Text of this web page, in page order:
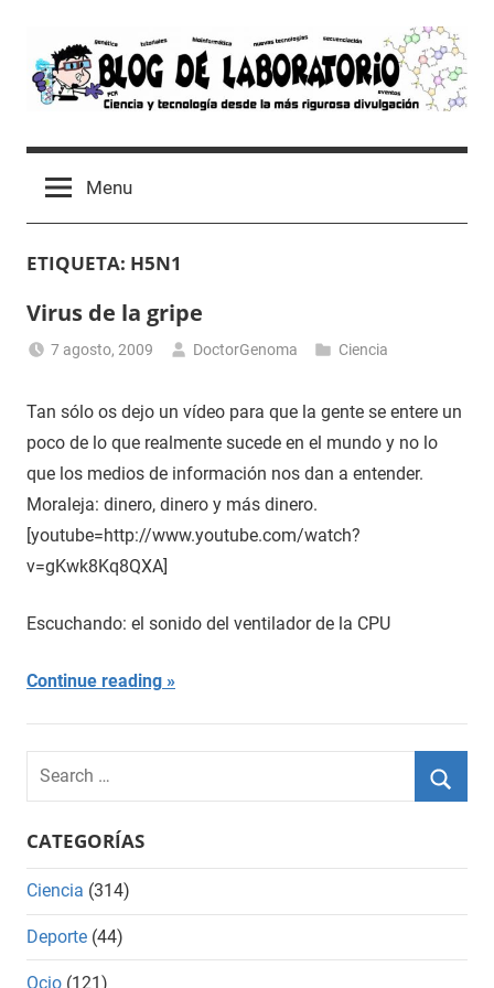
content
Blog
de
Laboratorio
Tutoriales,
Ocio
un
Laboratorio
Menu
ETIQUETA: H5N1
Virus de la gripe
7 agosto, 2009 DoctorGenoma Ciencia
Tan sólo os dejo un vídeo para que la gente se entere un
poco de lo que realmente sucede en el mundo y no lo
que los medios de información nos dan a entender.
Moraleja: dinero, dinero y más dinero.
[youtube=http://www.youtube.com/watch?
v=gKwk8Kq8QXA]
Escuchando: el sonido del ventilador de la CPU
Continue reading
Search
for:
CATEGORÍAS
Ciencia (314)
Deporte (44)
Ocio (121)